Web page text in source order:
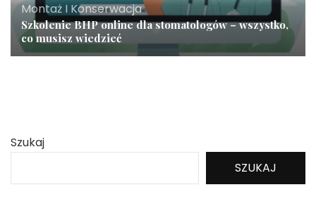
Montaż I Konserwacja
Szkolenie BHP online dla stomatologów – wszystko,
co musisz wiedzieć
Szukaj
SZUKAJ